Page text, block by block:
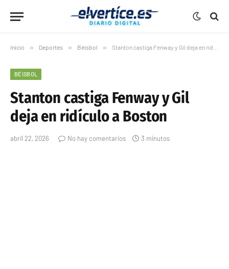
Inicio » Deportes » Béisbol » Stanton castiga Fenway y Gil deja en ridículo a Boston
BÉISBOL
Stanton castiga Fenway y Gil
deja en ridículo a Boston
abril 22, 2026 No hay comentarios 3 minutos